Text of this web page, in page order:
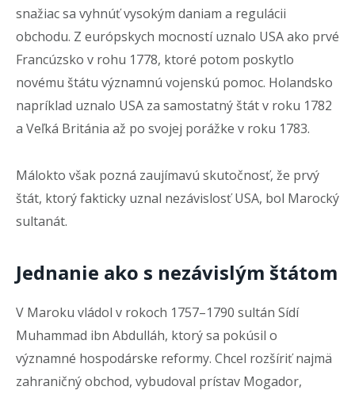
snažiac sa vyhnúť vysokým daniam a regulácii
obchodu. Z európskych mocností uznalo USA ako prvé
Francúzsko v rohu 1778, ktoré potom poskytlo
novému štátu významnú vojenskú pomoc. Holandsko
napríklad uznalo USA za samostatný štát v roku 1782
a Veľká Británia až po svojej porážke v roku 1783.
Málokto však pozná zaujímavú skutočnosť, že prvý
štát, ktorý fakticky uznal nezávislosť USA, bol Marocký
sultanát.
Jednanie ako s nezávislým štátom
V Maroku vládol v rokoch 1757–1790 sultán Sídí
Muhammad ibn Abdulláh, ktorý sa pokúsil o
významné hospodárske reformy. Chcel rozšíriť najmä
zahraničný obchod, vybudoval prístav Mogador,